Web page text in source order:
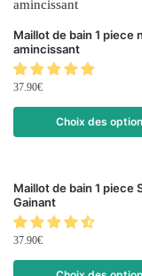
Maillot de bain 1 piece
amincissant
37.90€
Choix des
Maillot de bain 1 piece
Gainant
37.90€